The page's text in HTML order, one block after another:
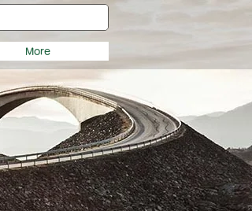
More